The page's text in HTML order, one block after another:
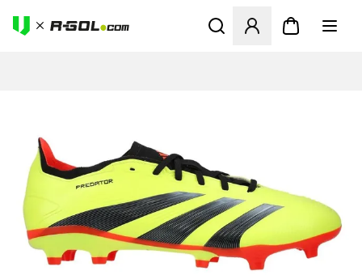
Abre un modal para iniciar